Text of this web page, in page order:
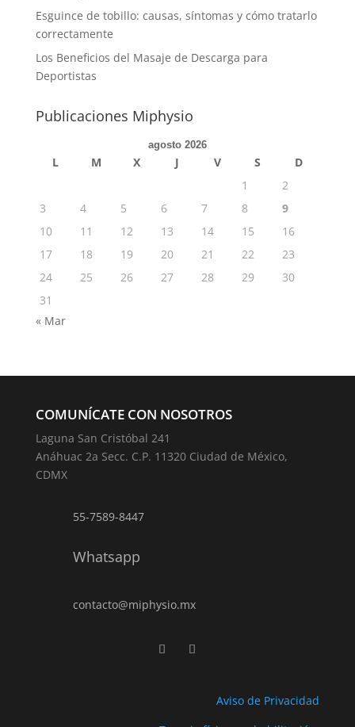
Esguince de tobillo: causas, síntomas y cómo tratarlo
correctamente
Los Beneficios del Masaje de Descarga para
Deportistas
Publicaciones Miphysio
agosto 2026
L M X J V S
D
1
2
3
4 5 6 7 8
9
10
11 12 13 14 15
16
17
18 19 20 21 22
23
24
25 26 27 28 29
30
31
« Mar
COMUNÍCATE CON NOSOTROS
Laguna San Cristóbal 241
Anáhuac 2a Secc. C.P. 11320 Ciudad de México,
CDMX
55-7589-8447
Whatsapp
contacto@miphysio.mx
Aviso de Privacidad